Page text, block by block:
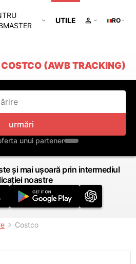
UTILE RO
(AWB TRACKING)
urmări
unui partener
și mai ușoară prin intermediul
noastre
Costco